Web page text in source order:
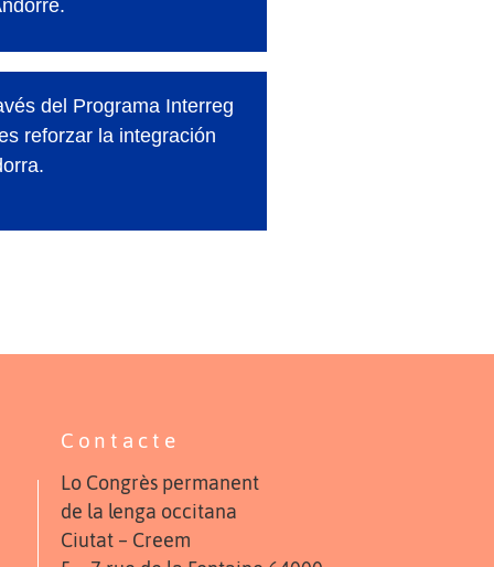
del Programa Interreg
reforzar la integración
Contacte
Lo Congrès permanent
de la lenga occitana
Ciutat – Creem